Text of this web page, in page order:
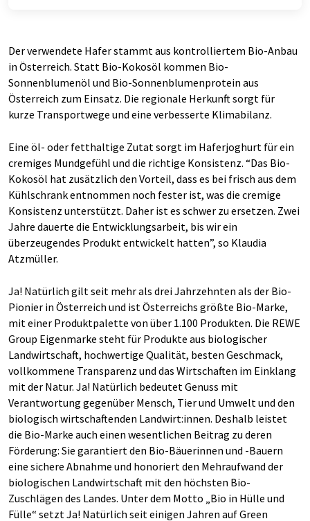
Der verwendete Hafer stammt aus kontrolliertem Bio-Anbau
in Österreich. Statt Bio-Kokosöl kommen Bio-
Sonnenblumenöl und Bio-Sonnenblumenprotein aus
Österreich zum Einsatz. Die regionale Herkunft sorgt für
kurze Transportwege und eine verbesserte Klimabilanz.
Eine öl- oder fetthaltige Zutat sorgt im Haferjoghurt für ein
cremiges Mundgefühl und die richtige Konsistenz. “Das Bio-
Kokosöl hat zusätzlich den Vorteil, dass es bei frisch aus dem
Kühlschrank entnommen noch fester ist, was die cremige
Konsistenz unterstützt. Daher ist es schwer zu ersetzen. Zwei
Jahre dauerte die Entwicklungsarbeit, bis wir ein
überzeugendes Produkt entwickelt hatten”, so Klaudia
Atzmüller.
Ja! Natürlich gilt seit mehr als drei Jahrzehnten als der Bio-
Pionier in Österreich und ist Österreichs größte Bio-Marke,
mit einer Produktpalette von über 1.100 Produkten. Die REWE
Group Eigenmarke steht für Produkte aus biologischer
Landwirtschaft, hochwertige Qualität, besten Geschmack,
vollkommene Transparenz und das Wirtschaften im Einklang
mit der Natur. Ja! Natürlich bedeutet Genuss mit
Verantwortung gegenüber Mensch, Tier und Umwelt und den
biologisch wirtschaftenden Landwirt:innen. Deshalb leistet
die Bio-Marke auch einen wesentlichen Beitrag zu deren
Förderung: Sie garantiert den Bio-Bäuerinnen und -Bauern
eine sichere Abnahme und honoriert den Mehraufwand der
biologischen Landwirtschaft mit den höchsten Bio-
Zuschlägen des Landes. Unter dem Motto Bio in Hülle und
Fülle setzt Ja! Natürlich seit einigen Jahren auf Green